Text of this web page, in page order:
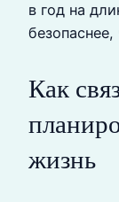
в год на
Как
жизнь